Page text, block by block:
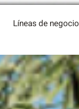
Líneas de negocio